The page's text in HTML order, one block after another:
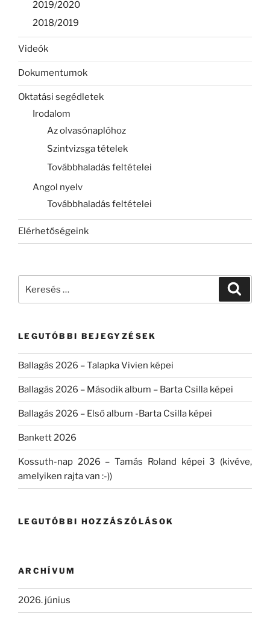
2019/2020
2018/2019
Videók
Dokumentumok
Oktatási segédletek
Irodalom
Az olvasónaplóhoz
Szintvizsga tételek
Továbbhaladás feltételei
Angol nyelv
Továbbhaladás feltételei
Elérhetőségeink
LEGUTÓBBI BEJEGYZÉSEK
Ballagás 2026 – Talapka Vivien képei
Ballagás 2026 – Második album – Barta Csilla képei
Ballagás 2026 – Első album -Barta Csilla képei
Bankett 2026
Kossuth-nap 2026 – Tamás Roland képei 3 (kivéve,
amelyiken rajta van :-))
LEGUTÓBBI HOZZÁSZÓLÁSOK
ARCHÍVUM
2026. június